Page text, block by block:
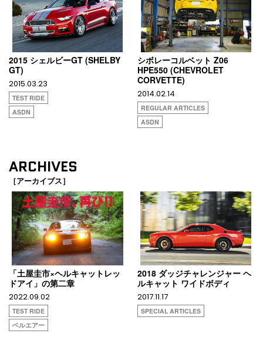
2015 シェルビーGT (SHELBY
GT)
2015.03.23
TEST RIDE
ASDN
シボレーコルベット Z06
HPE550 (CHEVROLET
CORVETTE)
2014.02.14
REGULAR ARTICLES
ASDN
ARCHIVES
［アーカイブス］
「土屋圭市×ヘルキャットレッ
ドアイ」の第二章
2022.09.02
TEST RIDE
ベルエアー
2018 ダッジチャレンジャー ヘ
ルキャット ワイドボディ
2017.11.17
SPECIAL ARTICLES